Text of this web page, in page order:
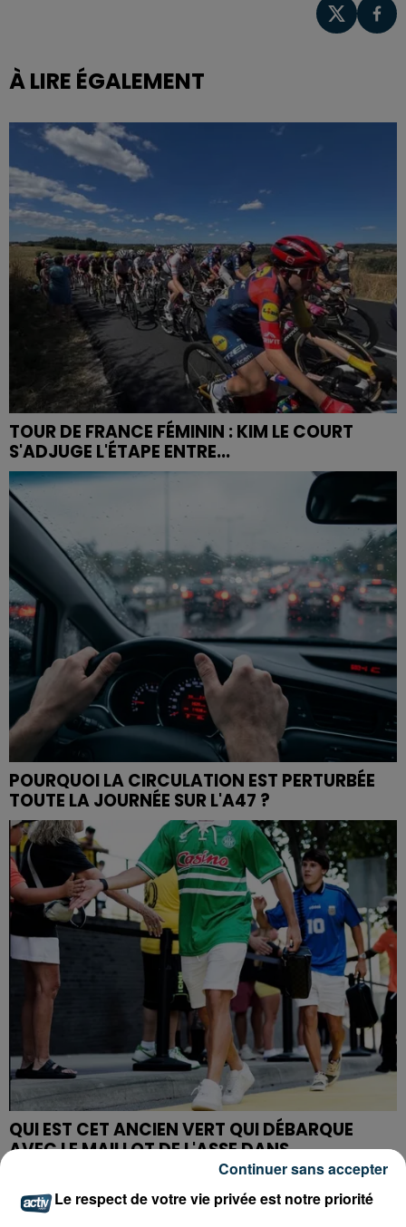
À LIRE ÉGALEMENT
TOUR DE FRANCE FÉMININ : KIM LE COURT
S'ADJUGE L'ÉTAPE ENTRE...
POURQUOI LA CIRCULATION EST PERTURBÉE
TOUTE LA JOURNÉE SUR L'A47 ?
QUI EST CET ANCIEN VERT QUI DÉBARQUE
AVEC LE MAILLOT DE L'ASSE DANS...
Le respect de votre vie privée est notre priorité
Continuer sans accepter